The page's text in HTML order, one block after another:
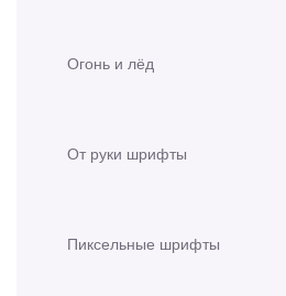
Огонь и лёд
От руки шрифты
Пиксельные шрифты